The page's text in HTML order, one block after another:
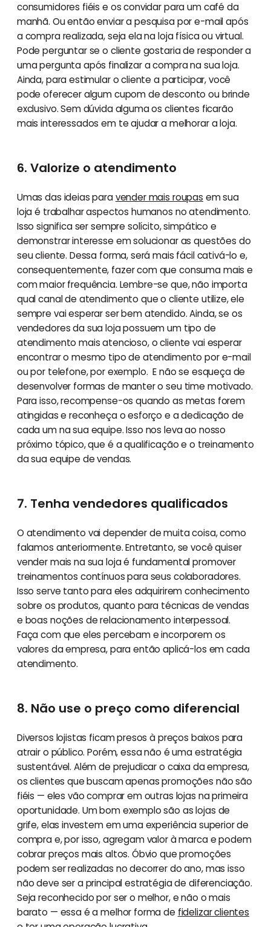
consumidores fiéis e os convidar para um café da
manhã. Ou então enviar a pesquisa por e-mail após
a compra realizada, seja ela na loja física ou virtual.
Pode perguntar se o cliente gostaria de responder a
uma pergunta após finalizar a compra na sua loja.
Ainda, para estimular o cliente a participar, você
pode oferecer algum cupom de desconto ou brinde
exclusivo. Sem dúvida alguma os clientes ficarão
mais interessados em te ajudar a melhorar a loja.
6. Valorize o atendimento
Umas das ideias paravender mais roupas em sua
loja é trabalhar aspectos humanos no atendimento.
Isso significa ser sempre solícito, simpático e
demonstrar interesse em solucionar as questões do
seu cliente. Dessa forma, será mais fácil cativá-lo e,
consequentemente, fazer com que consuma mais e
com maior frequência. Lembre-se que, não importa
qual canal de atendimento que o cliente utilize, ele
sempre vai esperar ser bem atendido. Ainda, se os
vendedores da sua loja possuem um tipo de
atendimento mais atencioso, o cliente vai esperar
encontrar o mesmo tipo de atendimento por e-mail
ou por telefone, por exemplo. E não se esqueça de
desenvolver formas de manter o seu time motivado.
Para isso, recompense-os quando as metas forem
atingidas e reconheça o esforço e a dedicação de
cada um na sua equipe. Isso nos leva ao nosso
próximo tópico, que é a qualificação e o treinamento
da sua equipe de vendas.
7. Tenha vendedores qualificados
O atendimento vai depender de muita coisa, como
falamos anteriormente. Entretanto, se você quiser
vender mais na sua loja é fundamental promover
treinamentos contínuos para seus colaboradores.
Isso serve tanto para eles adquirirem conhecimento
sobre os produtos, quanto para técnicas de vendas
e boas noções de relacionamento interpessoal.
Faça com que eles percebam e incorporem os
valores da empresa, para então aplicá-los em cada
atendimento.
8. Não use o preço como diferencial
Diversos lojistas ficam presos à preços baixos para
atrair o público. Porém, essa não é uma estratégia
sustentável. Além de prejudicar o caixa da empresa,
os clientes que buscam apenas promoções não são
fiéis — eles vão comprar em outras lojas na primeira
oportunidade. Um bom exemplo são as lojas de
grife, elas investem em uma experiência superior de
compra e, por isso, agregam valor à marca e podem
cobrar preços mais altos. Óbvio que promoções
podem ser realizadas no decorrer do ano, mas isso
não deve ser a principal estratégia de diferenciação.
Seja reconhecido por ser o melhor, e não o mais
barato — essa é a melhor forma de fidelizar clientes